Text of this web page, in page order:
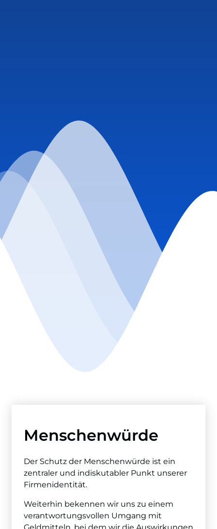
Menschenwürde
Der Schutz der Menschenwürde ist ein
zentraler und indiskutabler Punkt unserer
Firmenidentität.
Weiterhin bekennen wir uns zu einem
verantwortungsvollen Umgang mit
Geldmitteln, bei dem wir die Auswirkungen